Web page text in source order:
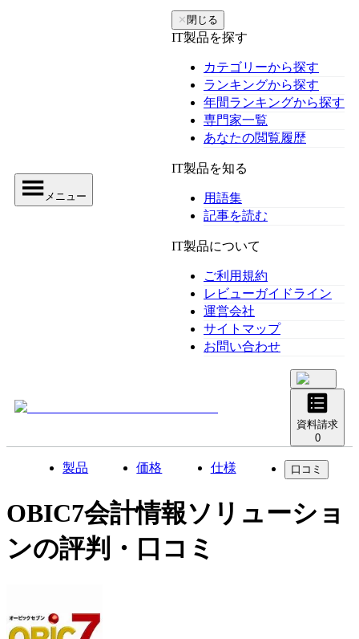
メニュー
✕ 閉じる
IT製品を探す
カテゴリーから探す
ランキングから探す
年間ランキングから探す
専門家一覧
あなたの閲覧履歴
IT製品を知る
用語集
記事を読む
IT製品について
ご利用規約
レビューガイドライン
運営会社
サイトマップ
お問い合わせ
資料請求
0
製品 価格 仕様 口コミ
OBIC7会計情報ソリューショ
ンの評判・口コミ